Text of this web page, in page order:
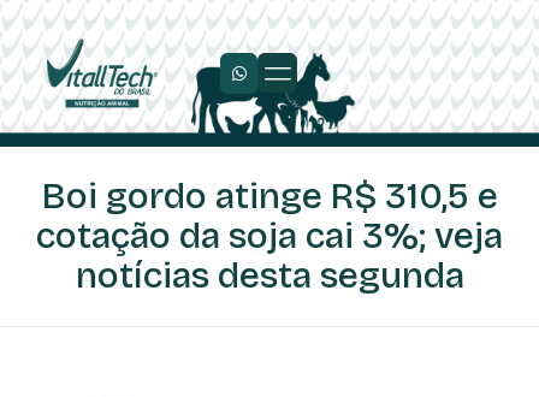
Boi gordo atinge R$ 310,5 e
cotação da soja cai 3%; veja
notícias desta segunda